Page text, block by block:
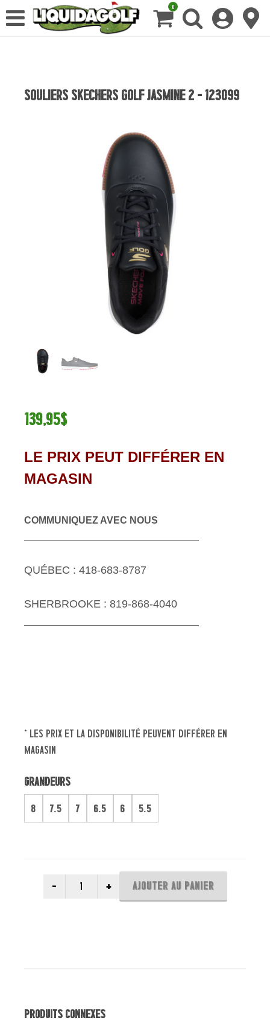
0
SOULIERS SKECHERS GOLF JASMINE 2 - 123099
139,95$
LE PRIX PEUT DIFFÉRER EN
MAGASIN
COMMUNIQUEZ AVEC NOUS
QUÉBEC : 418-683-8787
SHERBROOKE : 819-868-4040
* les prix et la disponibilité peuvent différer en
magasin
Grandeurs
8 7.5 7 6.5 6 5.5
AJOUTER AU PANIER
Produits Connexes